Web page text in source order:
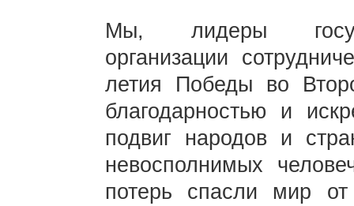
Мы, лидеры
организации
летия Победы во
благодарностью и
подвиг народов и
невосполнимых
потерь спасли мир